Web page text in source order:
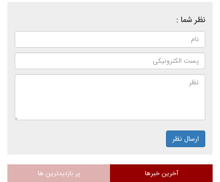
نظر شما :
ارسال نظر
آخرین خبرها پر بازدیدترین ها